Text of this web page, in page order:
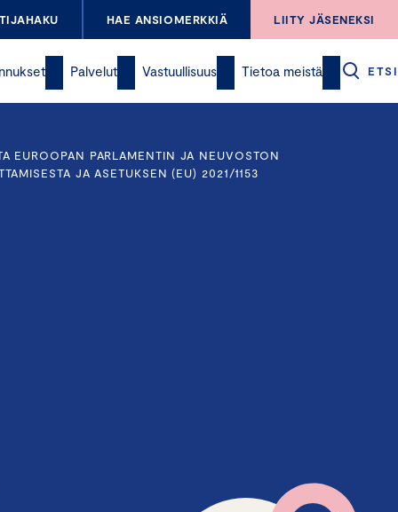
HAE ANSIOMERKKIÄ LIITY JÄSENEKSI
Palvelut Vastuullisuus Tietoa meistä ETSI
EUROOPAN PARLAMENTIN JA NEUVOSTON
JA ASETUKSEN (EU) 2021/1153